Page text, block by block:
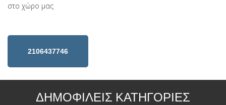
στο χώρο μας
2106437746
ΔΗΜΟΦΙΛΕΙΣ ΚΑΤΗΓΟΡΙΕΣ